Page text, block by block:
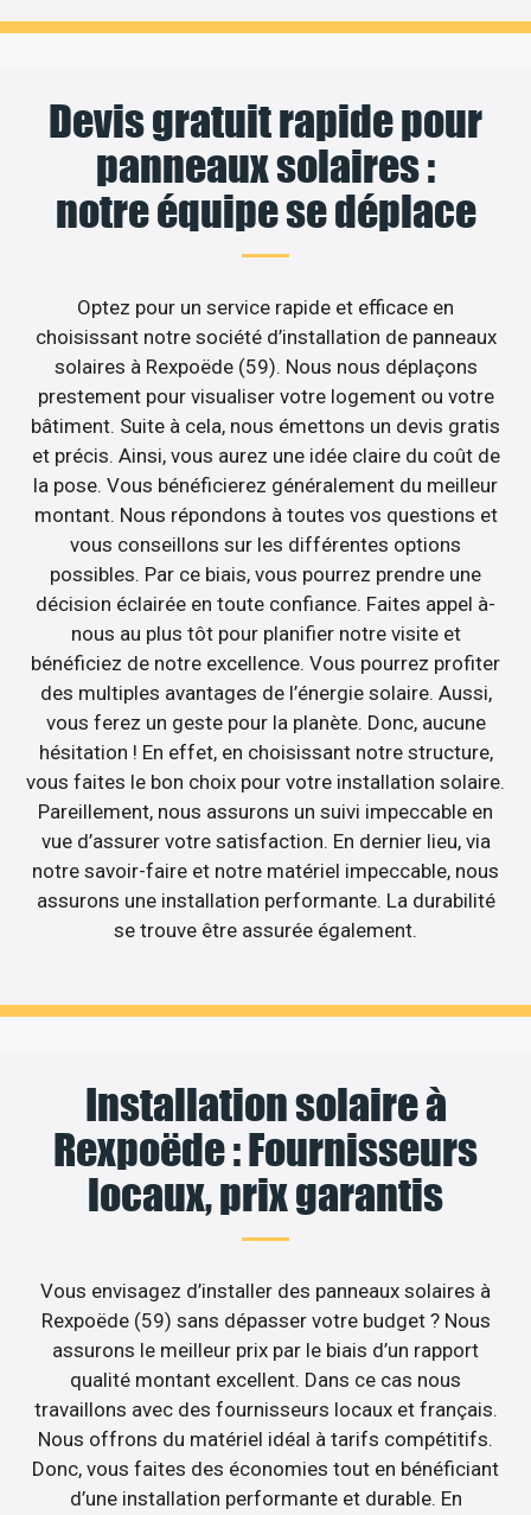
Devis gratuit rapide pour
panneaux solaires :
notre équipe se déplace
Optez pour un service rapide et efficace en
choisissant notre société d’installation de panneaux
solaires à Rexpoëde (59). Nous nous déplaçons
prestement pour visualiser votre logement ou votre
bâtiment. Suite à cela, nous émettons un devis gratis
et précis. Ainsi, vous aurez une idée claire du coût de
la pose. Vous bénéficierez généralement du meilleur
montant. Nous répondons à toutes vos questions et
vous conseillons sur les différentes options
possibles. Par ce biais, vous pourrez prendre une
décision éclairée en toute confiance. Faites appel à-
nous au plus tôt pour planifier notre visite et
bénéficiez de notre excellence. Vous pourrez profiter
des multiples avantages de l’énergie solaire. Aussi,
vous ferez un geste pour la planète. Donc, aucune
hésitation ! En effet, en choisissant notre structure,
vous faites le bon choix pour votre installation solaire.
Pareillement, nous assurons un suivi impeccable en
vue d’assurer votre satisfaction. En dernier lieu, via
notre savoir-faire et notre matériel impeccable, nous
assurons une installation performante. La durabilité
se trouve être assurée également.
Installation solaire à
Rexpoëde : Fournisseurs
locaux, prix garantis
Vous envisagez d’installer des panneaux solaires à
Rexpoëde (59) sans dépasser votre budget ? Nous
assurons le meilleur prix par le biais d’un rapport
qualité montant excellent. Dans ce cas nous
travaillons avec des fournisseurs locaux et français.
Nous offrons du matériel idéal à tarifs compétitifs.
Donc, vous faites des économies tout en bénéficiant
d’une installation performante et durable. En